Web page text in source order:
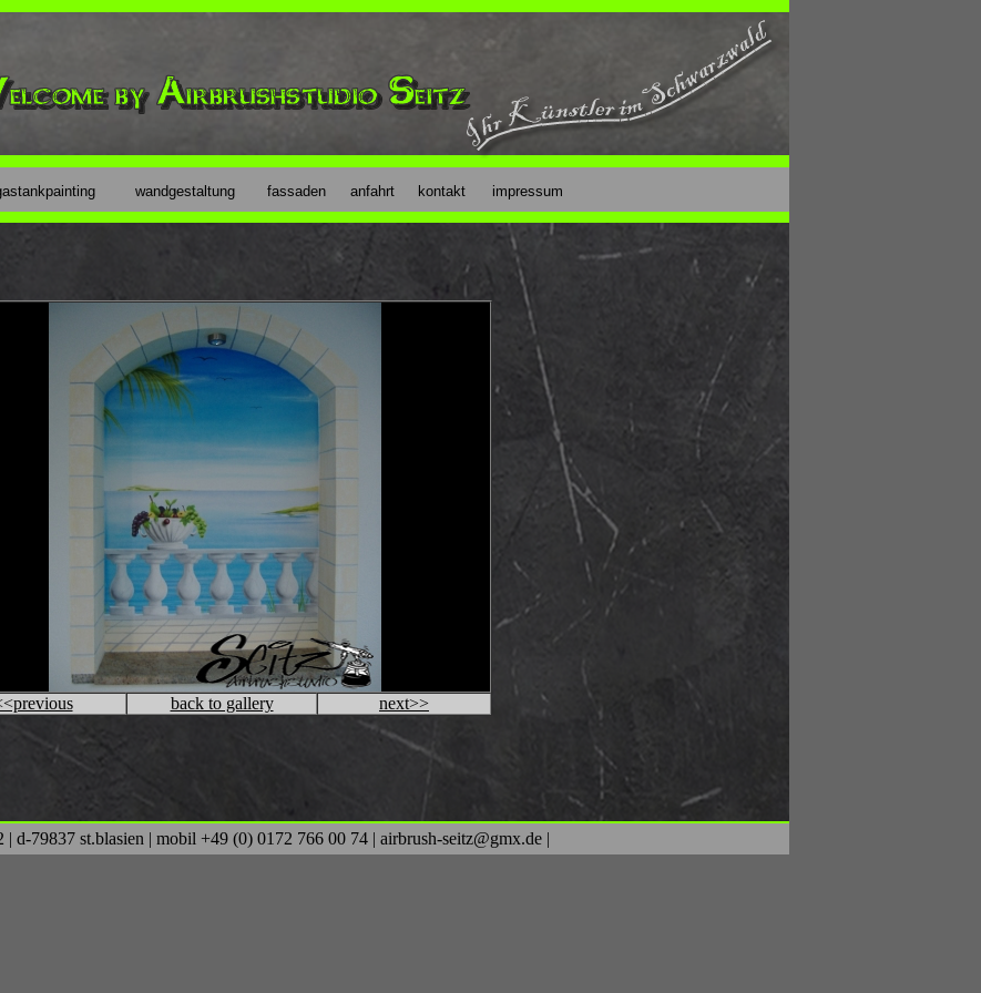
wandgestaltung fassaden anfahrt kontakt impressum
back to gallery next>>
| d-79837 st.blasien | mobil +49 (0) 0172 766 00 74 | airbrush-seitz@gmx.de |